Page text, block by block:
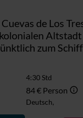
de Los
zum
Deutsch,
4:30 Std
84 € Person info_outline